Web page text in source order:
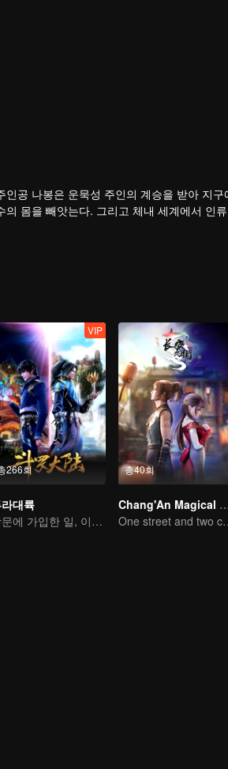
공 나봉은 운묵성 주인의 계승을 받아 지
몸을 빼앗는다. 그리고 체내 세계에서 인
266회
VIP
대륙
당문에 가입한 일, 이번 생에는 절대 후회하지 않으리
총40회
Chang'An
One street and